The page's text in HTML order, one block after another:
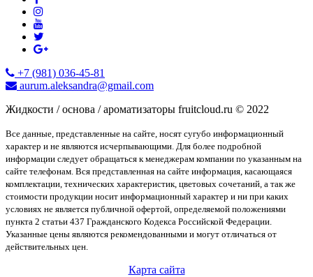
+7 (981) 036-45-81
aurum.aleksandra@gmail.com
Жидкости / основа / ароматизаторы fruitcloud.ru © 2022
Все данные, представленные на сайте, носят сугубо информационный
характер и не являются исчерпывающими. Для более подробной
информации следует обращаться к менеджерам компании по указанным на
сайте телефонам. Вся представленная на сайте информация, касающаяся
комплектации, технических характеристик, цветовых сочетаний, а так же
стоимости продукции носит информационный характер и ни при каких
условиях не является публичной офертой, определяемой положениями
пункта 2 статьи 437 Гражданского Кодекса Российской Федерации.
Указанные цены являются рекомендованными и могут отличаться от
действительных цен.
Карта сайта